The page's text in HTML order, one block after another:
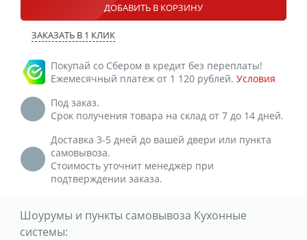
ДОБАВИТЬ В КОРЗИНУ
ЗАКАЗАТЬ В 1 КЛИК
Покупай со Сбером в кредит без переплаты!
Ежемесячный платеж от 1 120 рублей. Условия
Под заказ.
Срок получения товара на склад от 7 до 14 дней.
Доставка 3-5 дней до вашей двери или пункта
самовывоза.
Стоимость уточнит менеджер при
подтверждении заказа.
Шоурумы и пункты самовывоза Кухонные
системы: